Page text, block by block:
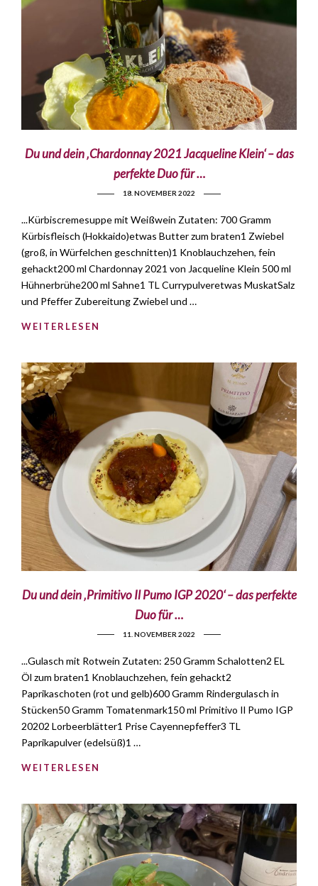
Du und dein ‚Chardonnay 2021 Jacqueline Klein‘ – das
perfekte Duo für …
18. NOVEMBER 2022
...Kürbiscremesuppe mit Weißwein Zutaten: 700 Gramm
Kürbisfleisch (Hokkaido)etwas Butter zum braten1 Zwiebel
(groß, in Würfelchen geschnitten)1 Knoblauchzehen, fein
gehackt200 ml Chardonnay 2021 von Jacqueline Klein 500 ml
Hühnerbrühe200 ml Sahne1 TL Currypulveretwas MuskatSalz
und Pfeffer Zubereitung Zwiebel und …
WEITERLESEN
Du und dein ‚Primitivo Il Pumo IGP 2020‘ – das perfekte
Duo für …
11. NOVEMBER 2022
...Gulasch mit Rotwein Zutaten: 250 Gramm Schalotten2 EL
Öl zum braten1 Knoblauchzehen, fein gehackt2
Paprikaschoten (rot und gelb)600 Gramm Rindergulasch in
Stücken50 Gramm Tomatenmark150 ml Primitivo Il Pumo IGP
20202 Lorbeerblätter1 Prise Cayennepfeffer3 TL
Paprikapulver (edelsüß)1 …
WEITERLESEN